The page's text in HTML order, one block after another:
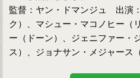
監督：ヤン・ドマンジュ 出演
ク）、マシュー・マコノヒー（
ー（ドーン）、ジェニファー・
ス）、ジョナサン・メジャース